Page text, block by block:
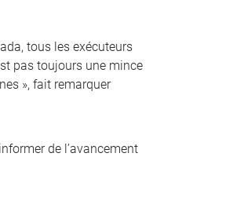
tous les exécuteurs
pas toujours une mince
», fait remarquer
de l’avancement